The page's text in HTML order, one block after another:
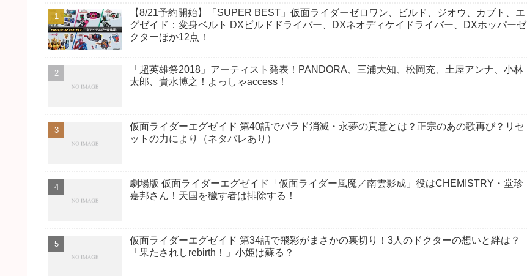
【8/21予約開始】「SUPER BEST」仮面ライダーゼロワン、ビルド、ジオウ、カブト、エ
グゼイド：変身ベルト DXビルドドライバー、DXネオディケイドライバー、DXホッパーゼ
クターほか12点！
「超英雄祭2018」アーティスト発表！PANDORA、三浦大知、松岡充、土屋アンナ、小林
太郎、貴水博之！よっしゃaccess！
仮面ライダーエグゼイド 第40話でパラド消滅・永夢の真意とは？正宗のあの歌再び？リセ
ットの力により（ネタバレあり）
劇場版 仮面ライダーエグゼイド「仮面ライダー風魔／南雲影成」役はCHEMISTRY・堂珍
嘉邦さん！天国を穢す者は排除する！
仮面ライダーエグゼイド 第34話で飛彩がまさかの裏切り！3人のドクターの想いと絆は？
「果たされしrebirth！」小姫は蘇る？